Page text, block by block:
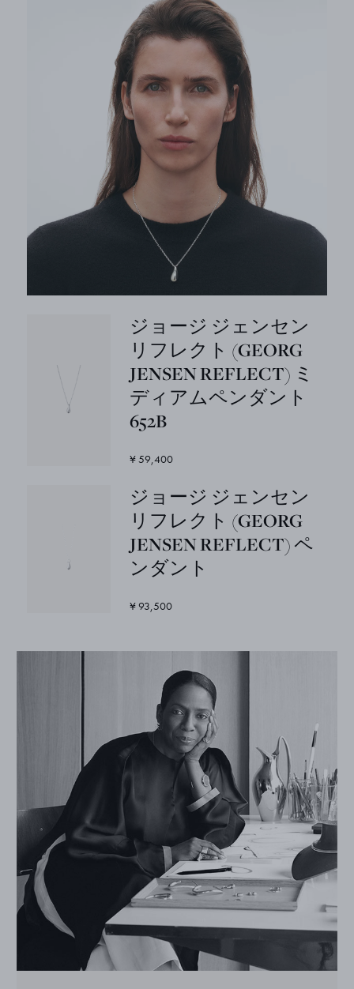
ジョージ ジェンセン
リフレクト (GEORG
JENSEN REFLECT) ミ
ディアムペンダント
652B
¥ 59,400
ジョージ ジェンセン
リフレクト (GEORG
JENSEN REFLECT) ペ
ンダント
¥ 93,500